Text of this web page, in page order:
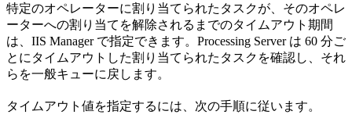
特定のオペレーターに割り当てられたタスクが、そのオペレ
ーターへの割り当てを解除されるまでのタイムアウト期間
は、IIS Manager で指定できます。Processing Server は 60 分ご
とにタイムアウトした割り当てられたタスクを確認し、それ
らを一般キューに戻します。
タイムアウト値を指定するには、次の手順に従います。